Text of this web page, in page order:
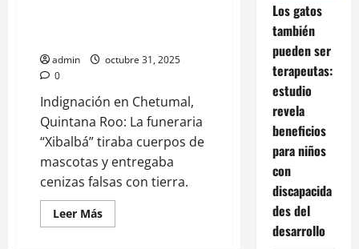
admin
octubre 31, 2025
0
Indignación en Chetumal,
Quintana Roo: La funeraria
“Xibalbá” tiraba cuerpos de
mascotas y entregaba
cenizas falsas con tierra.
Leer MásLeer
más
Los gatos
también
pueden ser
terapeutas:
estudio
revela
beneficios
para niños
con
discapacida
des del
desarrollo